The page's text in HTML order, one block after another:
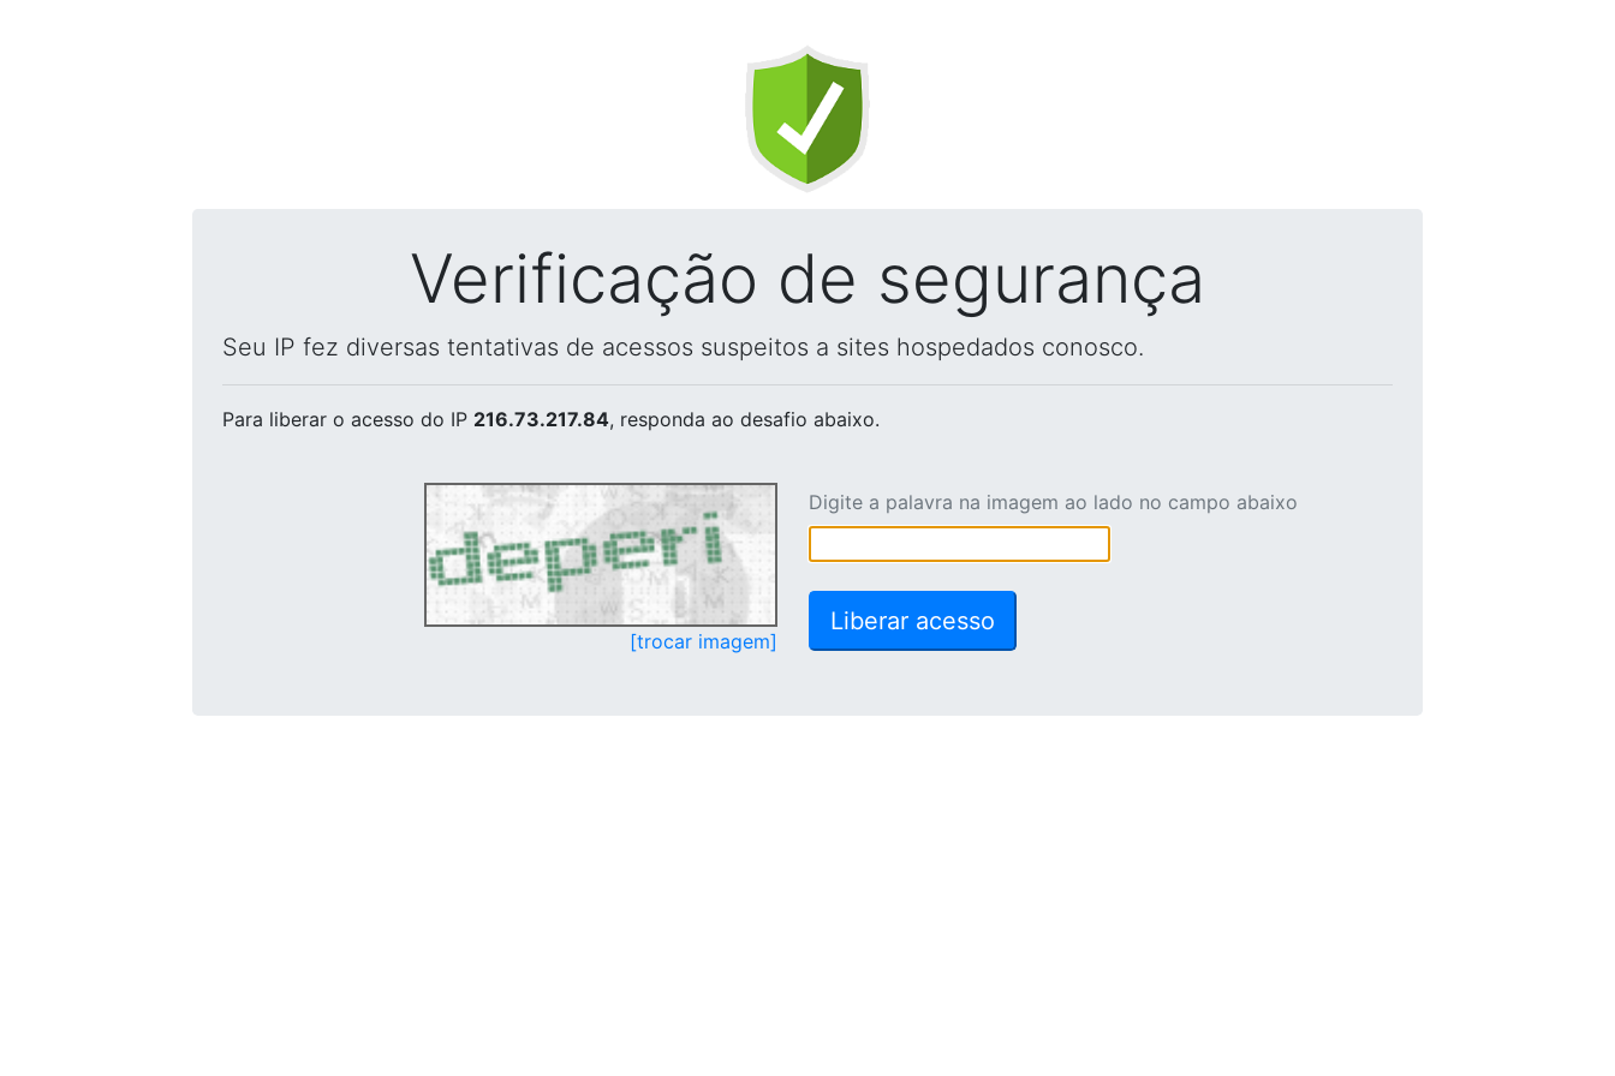
Verificação de segurança
Seu IP fez diversas tentativas de acessos suspeitos a sites hospedados conosco.
Para liberar o acesso do IP 216.73.217.84, responda ao desafio abaixo.
[trocar imagem]
Digite a palavra na imagem ao lado no campo abaixo